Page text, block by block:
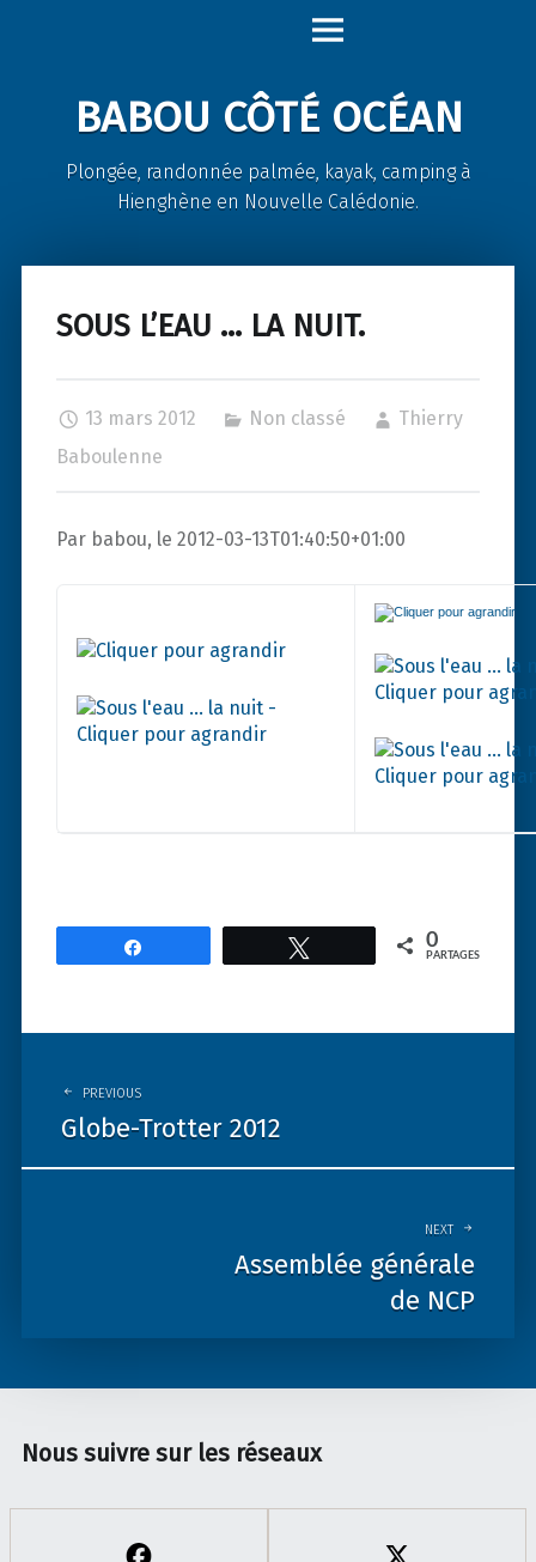
navigation
BABOU CÔTÉ OCÉAN
Plongée, randonnée palmée, kayak, camping à
Hienghène en Nouvelle Calédonie.
SOUS L’EAU … LA NUIT.
13 mars 2012 Non classé
Thierry
Baboulenne
Par babou, le 2012-03-13T01:40:50+01:00
0
PARTAGES
navigation
PREVIOUS
Globe-Trotter 2012
NEXT
Assemblée générale
de NCP
Nous suivre sur les réseaux